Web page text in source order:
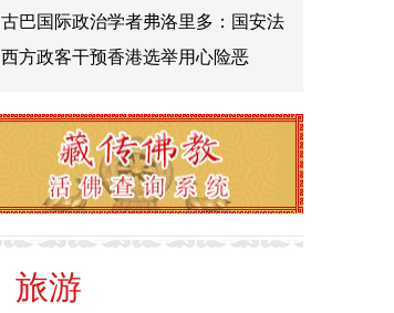
古巴国际政治学者弗洛里多：国安法
西方政客干预香港选举用心险恶
旅游